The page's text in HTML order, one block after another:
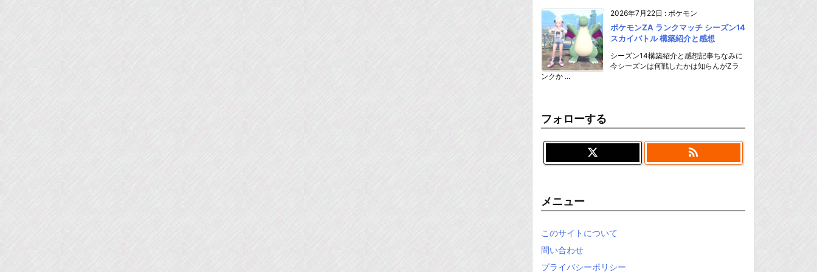
2026年7月22日 : ポケモン
ポケモンZA ランクマッチ シーズン14
スカイバトル 構築紹介と感想
シーズン14構築紹介と感想記事ちなみに
今シーズンは何戦したかは知らんがZラ
ンクか ...
フォローする

メニュー
このサイトについて
問い合わせ
プライバシーポリシー